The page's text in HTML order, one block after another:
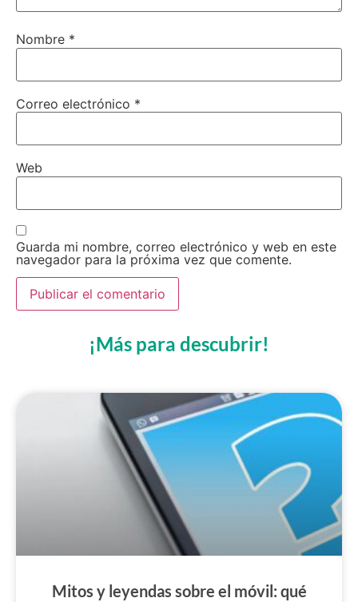
Nombre *
Correo electrónico *
Web
Guarda mi nombre, correo electrónico y web en este
navegador para la próxima vez que comente.
¡Más para descubrir!
Mitos y leyendas sobre el móvil: qué